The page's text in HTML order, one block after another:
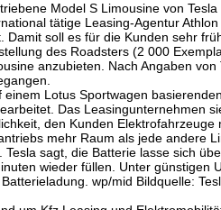
Model S Limousine von
tätige Leasing-Agentur
Damit soll es für die Kunden sehr
des Roadsters (2 000
anzubieten. Nach Angaben
einem Lotus Sportwagen
Das Leasingunternehmen
den Kunden
mehr Raum als jede andere
Tesla sagt, die Batterie lasse sich
wieder füllen. Unter günstigen
wp/mid Bildquelle: